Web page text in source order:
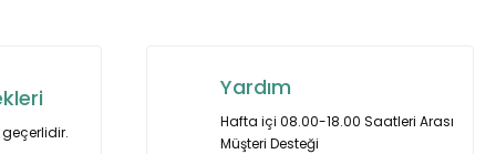
Yardım
Hafta içi 08.00-18.00 Saatleri Arası
Müşteri Desteği